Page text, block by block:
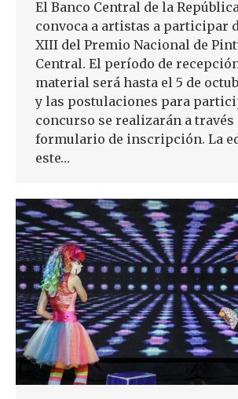
El Banco Central de la
convoca a artistas a participar
XIII del Premio Nacional de
Central. El período de
material será hasta el 5 de
y las postulaciones para
concurso se realizarán a través
formulario de inscripción. La
este…